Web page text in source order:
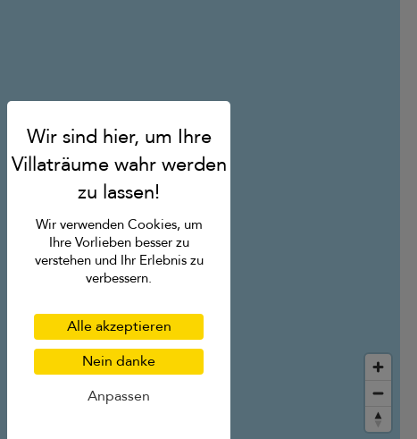
Wir verwenden Cookies, um
Ihre Vorlieben besser zu
verstehen und Ihr Erlebnis zu
verbessern.
Alle akzeptieren
Nein danke
Anpassen